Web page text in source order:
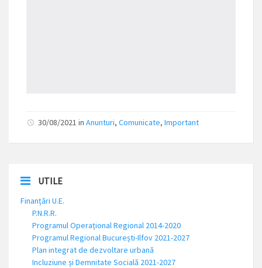
30/08/2021 in Anunturi, Comunicate, Important
UTILE
Finanțări U.E.
P.N.R.R.
Programul Operațional Regional 2014-2020
Programul Regional București-Ilfov 2021-2027
Plan integrat de dezvoltare urbană
Incluziune și Demnitate Socială 2021-2027